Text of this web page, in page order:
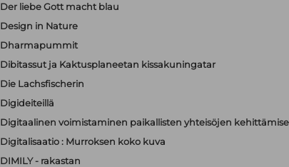
Der liebe Gott macht blau
Design in Nature
Dharmapummit
Dibitassut ja Kaktusplaneetan kissakuningatar
Die Lachsfischerin
Digideiteillä
Digitaalinen voimistaminen paikallisten yhteisöjen
Digitalisaatio : Murroksen koko kuva
DIMILY - rakastan